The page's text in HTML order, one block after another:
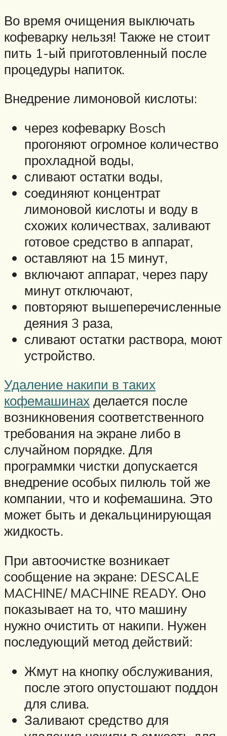
Во время очищения выключать
кофеварку нельзя! Также не стоит
пить 1-ый приготовленный после
процедуры напиток.
Внедрение лимоновой кислоты:
через кофеварку Bosch
прогоняют огромное количество
прохладной воды,
сливают остатки воды,
соединяют концентрат
лимоновой кислоты и воду в
схожих количествах, заливают
готовое средство в аппарат,
оставляют на 15 минут,
включают аппарат, через пару
минут отключают,
повторяют вышеперечисленные
деяния 3 раза,
сливают остатки раствора, моют
устройство.
Удаление накипи в таких
кофемашинах делается после
возникновения соответственного
требования на экране либо в
случайном порядке. Для
программки чистки допускается
внедрение особых пилюль той же
компании, что и кофемашина. Это
может быть и декальцинирующая
жидкость.
При автоочистке возникает
сообщение на экране: DESCALE
MACHINE/ MACHINE READY. Оно
показывает на то, что машину
нужно очистить от накипи. Нужен
последующий метод действий:
Жмут на кнопку обслуживания,
после этого опустошают поддон
для слива.
Заливают средство для